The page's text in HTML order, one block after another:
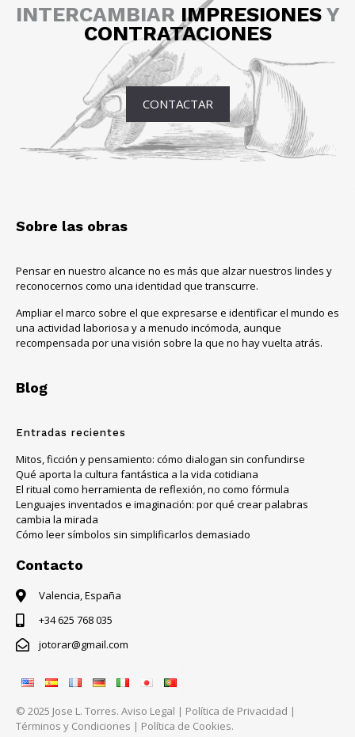
INTERCAMBIAR IMPRESIONES Y
CONTRATACIONES
CONTACTAR
Sobre las obras
Pensar en nuestro alcance no es más que alzar nuestros lindes y
reconocernos como una identidad que transcurre.
Ampliar el marco sobre el que expresarse e identificar el mundo es
una actividad laboriosa y a menudo incómoda, aunque
recompensada por una visión sobre la que no hay vuelta atrás.
Blog
Entradas recientes
Mitos, ficción y pensamiento: cómo dialogan sin confundirse
Qué aporta la cultura fantástica a la vida cotidiana
El ritual como herramienta de reflexión, no como fórmula
Lenguajes inventados e imaginación: por qué crear palabras
cambia la mirada
Cómo leer símbolos sin simplificarlos demasiado
Contacto
Valencia, España
+34 625 768 035
jotorar@gmail.com
© 2025 Jose L. Torres. Aviso Legal | Política de Privacidad |
Términos y Condiciones | Política de Cookies.